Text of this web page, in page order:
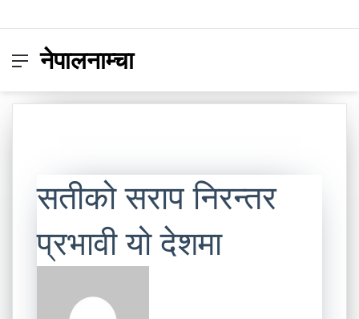
Menu
नेपालनाम्चा
सतीको सराप निरन्तर
प्रभावी यो देशमा